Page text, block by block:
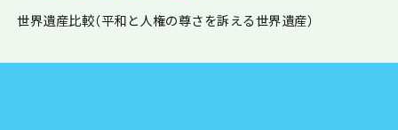
世界遺産比較（平和と人権の尊さを訴える世界遺産）